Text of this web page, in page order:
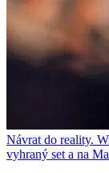
Návrat do reality.
vyhraný set a na